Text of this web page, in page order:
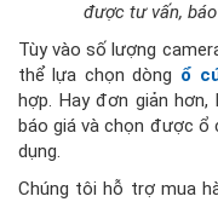
được tư vấn,
Tùy vào số lượng
thể lựa chọn dòng ổ
hợp. Hay đơn giản
báo giá và chọn được
dụng.
Chúng tôi hỗ trợ mua